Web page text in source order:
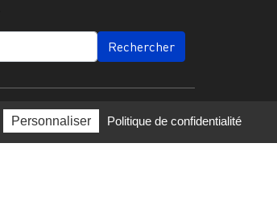
Personnaliser Politique de confidentialité